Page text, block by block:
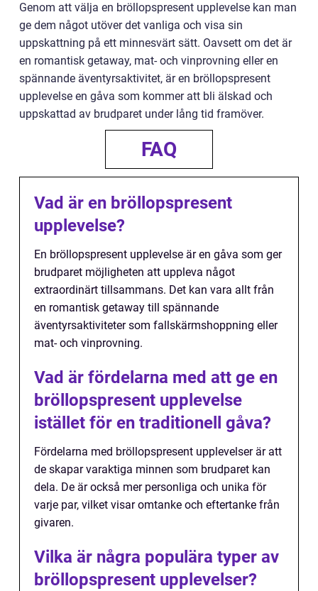
Genom att välja en bröllopspresent upplevelse kan man
ge dem något utöver det vanliga och visa sin
uppskattning på ett minnesvärt sätt. Oavsett om det är
en romantisk getaway, mat- och vinprovning eller en
spännande äventyrsaktivitet, är en bröllopspresent
upplevelse en gåva som kommer att bli älskad och
uppskattad av brudparet under lång tid framöver.
FAQ
Vad är en bröllopspresent
upplevelse?
En bröllopspresent upplevelse är en gåva som ger
brudparet möjligheten att uppleva något
extraordinärt tillsammans. Det kan vara allt från
en romantisk getaway till spännande
äventyrsaktiviteter som fallskärmshoppning eller
mat- och vinprovning.
Vad är fördelarna med att ge en
bröllopspresent upplevelse
istället för en traditionell gåva?
Fördelarna med bröllopspresent upplevelser är att
de skapar varaktiga minnen som brudparet kan
dela. De är också mer personliga och unika för
varje par, vilket visar omtanke och eftertanke från
givaren.
Vilka är några populära typer av
bröllopspresent upplevelser?